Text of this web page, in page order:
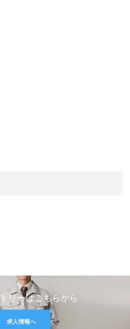
リーはこちらから
求人情報へ